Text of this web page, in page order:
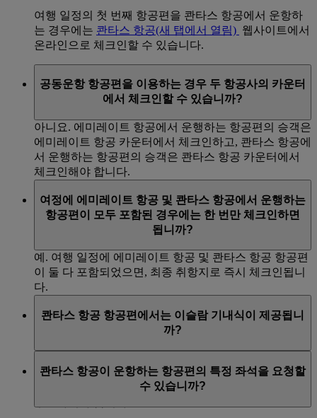
여행 일정의 첫 번째 항공편을 콴타스 항공에서 운항하
는 경우에는 콴타스 항공(새 탭에서 열림) 웹사이트에서
온라인으로 체크인할 수 있습니다.
공동운항 항공편을 이용하는 경우 두 항공사의 카운터
에서 체크인할 수 있습니까?
아니요. 에미레이트 항공에서 운행하는 항공편의 승객은
에미레이트 항공 카운터에서 체크인하고, 콴타스 항공에
서 운행하는 항공편의 승객은 콴타스 항공 카운터에서
체크인해야 합니다.
여정에 에미레이트 항공 및 콴타스 항공에서 운행하는
항공편이 모두 포함된 경우에는 한 번만 체크인하면
됩니까?
예. 여행 일정에 에미레이트 항공 및 콴타스 항공 항공편
이 둘 다 포함되었으면, 최종 취항지로 즉시 체크인됩니
다.
콴타스 항공 항공편에서는 이슬람 기내식이 제공됩니
까?
환으로 콴타스 항공의 국제선 및 호주 내 국내선을 이용
emirates.com에서 이슬람 기내식을 미리
콴타스 항공이 운항하는 항공편의 특정 좌석을 요청할
수 있습니까?